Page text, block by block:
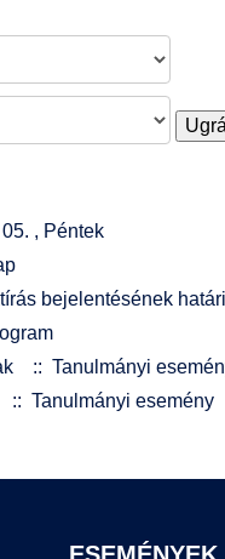
Nemzetközi Lehetőségek
Fordítási Szolgáltatások
GY.I.K.
DUE Hallgatói laptop
Átjelentkezőknek
TDK/Tehetségnap
Online Studium
Képzési Életpályamodell
, Péntek
bejelentésének
:: Tanulmányi
:: Tanulmányi esemény